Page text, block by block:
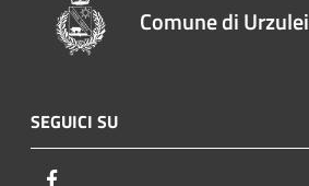
Comune di Urzulei
SEGUICI SU